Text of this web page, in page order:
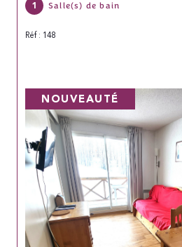
1 Salle(s) de bain
Réf : 148
NOUVEAUTÉ